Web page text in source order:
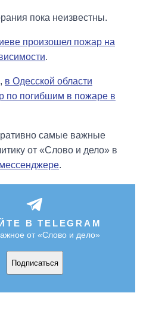
пока неизвестны.
произошел пожар на
.
в Одесской области
по погибшим в пожаре в
самые важные
от «Слово и дело» в
.
В TELEGRAM
от «Слово и дело»
Подписаться